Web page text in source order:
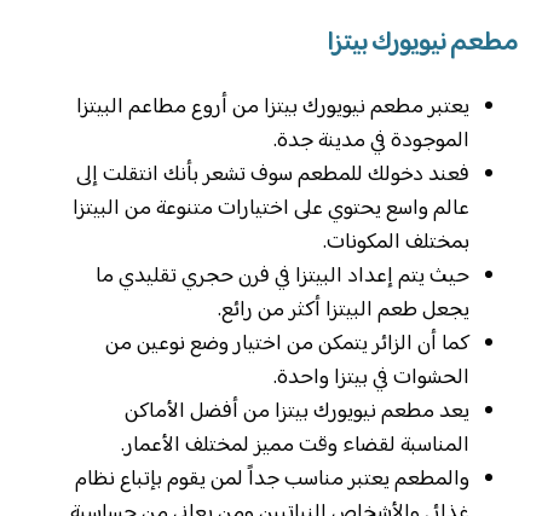
مطعم نيويورك بيتزا
يعتبر مطعم نيويورك بيتزا من أروع مطاعم البيتزا
الموجودة في مدينة جدة.
فعند دخولك للمطعم سوف تشعر بأنك انتقلت إلى
عالم واسع يحتوي على اختيارات متنوعة من البيتزا
بمختلف المكونات.
حيث يتم إعداد البيتزا في فرن حجري تقليدي ما
يجعل طعم البيتزا أكثر من رائع.
كما أن الزائر يتمكن من اختيار وضع نوعين من
الحشوات في بيتزا واحدة.
يعد مطعم نيويورك بيتزا من أفضل الأماكن
المناسبة لقضاء وقت مميز لمختلف الأعمار.
والمطعم يعتبر مناسب جداً لمن يقوم بإتباع نظام